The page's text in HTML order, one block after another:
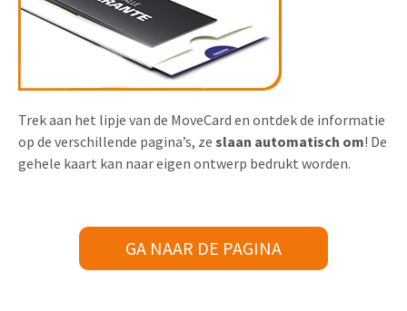
Trek aan het lipje van de MoveCard en ontdek de informatie
op de verschillende pagina’s, ze slaan automatisch om! De
gehele kaart kan naar eigen ontwerp bedrukt worden.
GA NAAR DE PAGINA